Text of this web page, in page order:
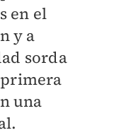
en el
y a
sorda
una